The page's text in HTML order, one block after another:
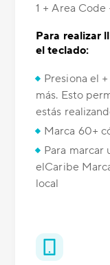
1 + Area
Para realizar
el teclado:
Presiona el
más. Esto
estás
Marca 60+
Para marcar
elCaribe
local